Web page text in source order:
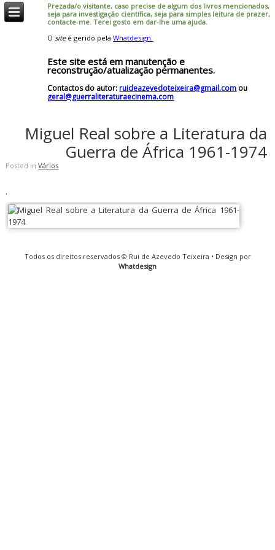
Prezada/o visitante, caso precise de algum dos livros mencionados,
seja para investigação científica, seja para simples leitura de prazer,
contacte-me. Terei gosto em dar-lhe uma ajuda.
Ositeé gerido pela Whatdesign.
Este site está em manutenção e
reconstrução/atualização permanentes.
Contactos do autor:ruideazevedoteixeira@gmail.com ou
geral@guerraliteraturaecinema.com
Miguel Real sobre a Literatura da
Guerra de África 1961-1974
Posted inVários
.
Todos os direitos reservados © Rui de Azevedo Teixeira • Design por
Whatdesign